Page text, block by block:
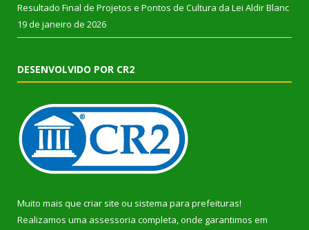
Resultado Final de Projetos e Pontos de Cultura da Lei Aldir Blanc
19 de janeiro de 2026
DESENVOLVIDO POR CR2
Muito mais que criar site ou sistema para prefeituras!
Realizamos uma assessoria completa, onde garantimos em